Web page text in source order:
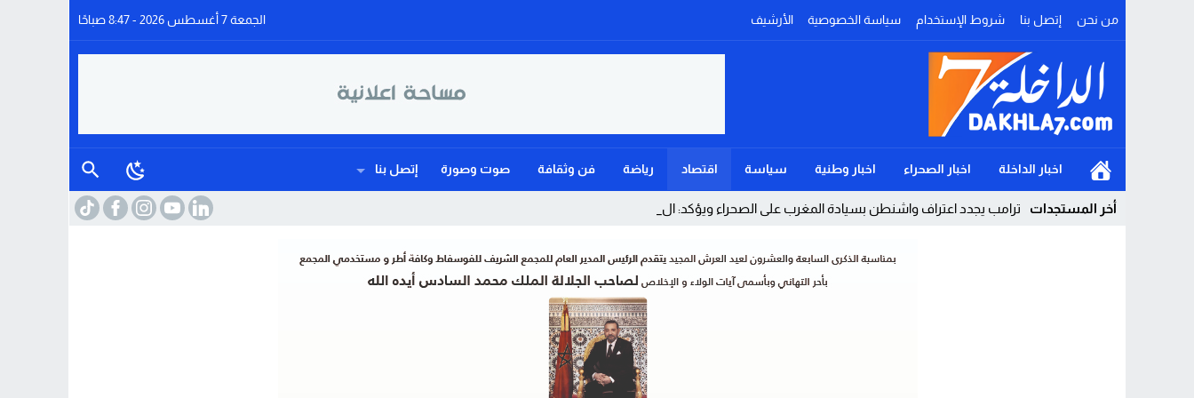
من نحن إتصل بنا شروط الإستخدام سياسة الخصوصية الأرشيف الجمعة 7 أغسطس 2026 - 8:47 صباحًا
اخبار الداخلة اخبار الصحراء اخبار وطنية سياسة اقتصاد رياضة فن وثقافة صوت وصورة إتصل بنا
أخر المستجدات ترامب يجدد اعتراف واشنطن بسيادة المغرب على الصحراء ويؤكد: الحكم الذاتي هو ا _